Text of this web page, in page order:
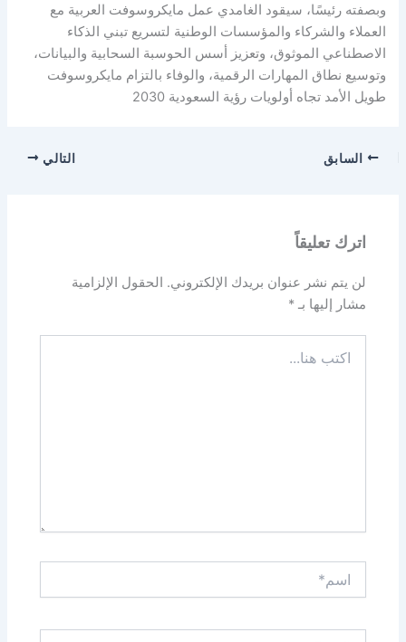
وبصفته رئيسًا، سيقود الغامدي عمل مايكروسوفت العربية مع
العملاء والشركاء والمؤسسات الوطنية لتسريع تبني الذكاء
الاصطناعي الموثوق، وتعزيز أسس الحوسبة السحابية والبيانات،
وتوسيع نطاق المهارات الرقمية، والوفاء بالتزام مايكروسوفت
طويل الأمد تجاه أولويات رؤية السعودية 2030
السابق التالي
اترك تعليقاً
لن يتم نشر عنوان بريدك الإلكتروني. الحقول الإلزامية
مشار إليها بـ*
هنا...